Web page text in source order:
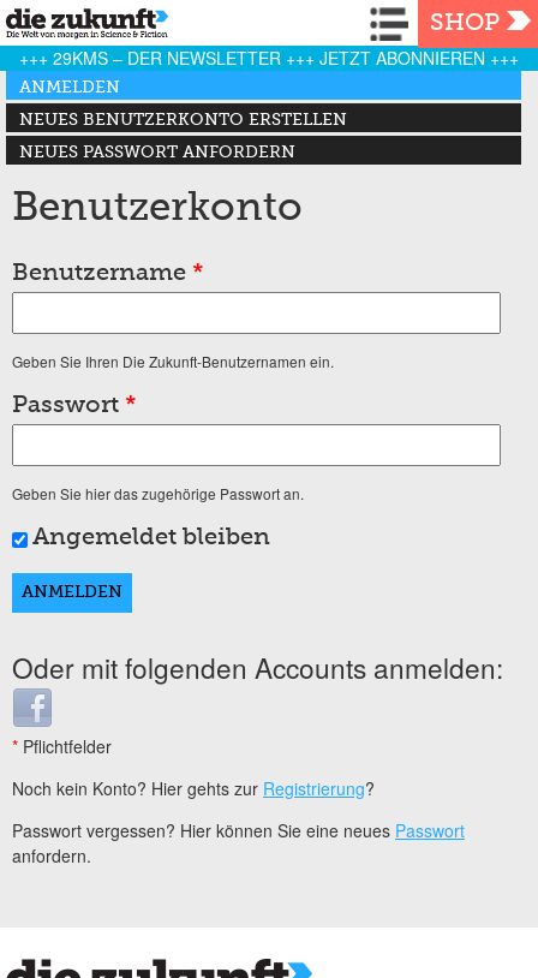
Navigation
SHOP
+++ 29KMS – DER NEWSLETTER +++ JETZT ABONNIEREN +++
Haupt-Reiter
ANMELDEN
(AKTIVER REITER)
NEUES BENUTZERKONTO ERSTELLEN
NEUES PASSWORT ANFORDERN
Benutzerkonto
Benutzername *
Geben Sie Ihren Die Zukunft-Benutzernamen ein.
Passwort *
Geben Sie hier das zugehörige Passwort an.
Angemeldet bleiben
Oder mit folgenden Accounts anmelden:
Login with Facebook
* Pflichtfelder
Noch kein Konto? Hier gehts zur Registrierung?
Passwort vergessen? Hier können Sie eine neues Passwort
anfordern.